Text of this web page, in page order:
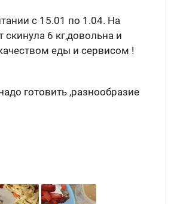
с 15.01 по 1.04. На
6 кг,довольна и
еды и сервисом !
готовить ,разнообразие